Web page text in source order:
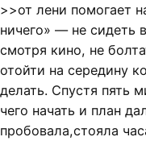
>>от лени помогает
ничего» — не сидеть
смотря кино, не
отойти на середину
делать. Спустя пять
чего начать и план
пробовала,стояла